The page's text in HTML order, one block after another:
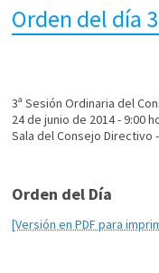
Orden del día
3ª Sesión Ordinaria del
24 de junio de 2014 - 9:00
Sala del Consejo Directivo
Orden del Día
[Versión en PDF para